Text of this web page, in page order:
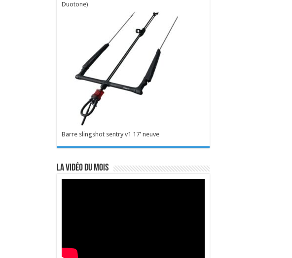
Duotone)
Barre slingshot sentry v1 17' neuve
La vidéo du mois